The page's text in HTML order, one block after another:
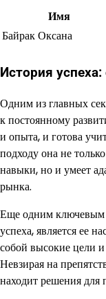
Имя
Байрак Оксана
История
Одним из главных
к постоянному
и опыта, и готова
подходу она не
навыки, но и умеет
рынка.
Еще одним ключевым
успеха, является ее
собой высокие цели и
Невзирая на
находит решения для